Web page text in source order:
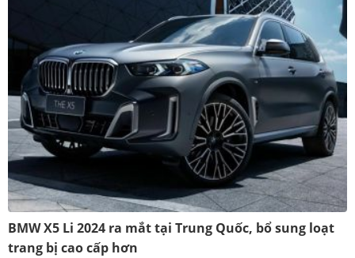
BMW X5 Li 2024 ra mắt tại Trung Quốc, bổ sung loạt
trang bị cao cấp hơn